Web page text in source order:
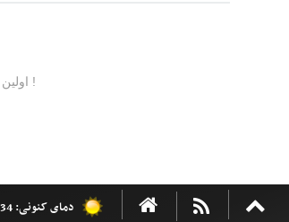
دمای کنونی: 34 °